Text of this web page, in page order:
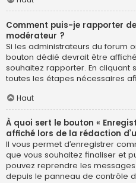
Comment puis-je rapporter
modérateur ?
Si les administrateurs du forum
bouton dédié devrait être
souhaitez rapporter. En cliquant
toutes les étapes nécessaires
Haut
À quoi sert le bouton «
affiché lors de la rédaction
Il vous permet d’enregistrer
que vous souhaitez finaliser et
pouvez reprendre les
depuis le panneau de contrôle